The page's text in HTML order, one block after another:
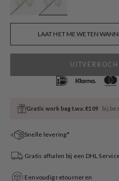
LAAT HET ME WETEN
Gratis work bag t.w.v. €109 bij
Snelle levering*
Gratis afhalen bij een DHL
Eenvoudig retourneren